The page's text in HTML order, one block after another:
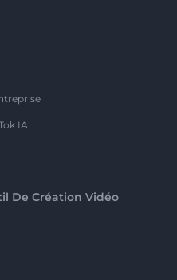
IA
De Création Vidéo